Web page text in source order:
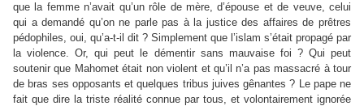
que la femme n’avait qu’un rôle de mère, d’épouse et de veuve, celui
qui a demandé qu’on ne parle pas à la justice des affaires de prêtres
pédophiles, oui, qu’a-t-il dit ? Simplement que l’islam s’était propagé par
la violence. Or, qui peut le démentir sans mauvaise foi ? Qui peut
soutenir que Mahomet était non violent et qu’il n’a pas massacré à tour
de bras ses opposants et quelques tribus juives gênantes ? Le pape ne
fait que dire la triste réalité connue par tous, et volontairement ignorée